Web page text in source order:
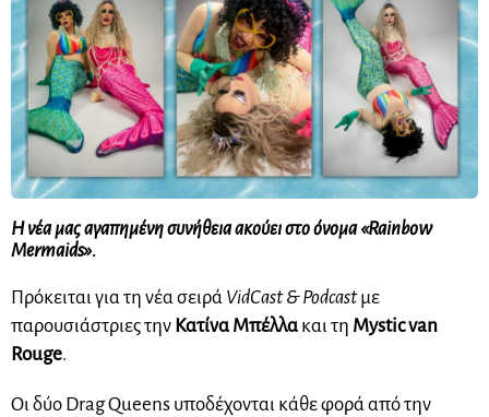
Η νέα μας αγαπημένη συνήθεια ακούει στο όνομα «Rainbow
Mermaids».
Πρόκειται για τη νέα σειρά VidCast & Podcastμε
παρουσιάστριες την Κατίνα Μπέλλα και τη Mystic van
Rouge.
Οι δύο Drag Queens υποδέχονται κάθε φορά από την